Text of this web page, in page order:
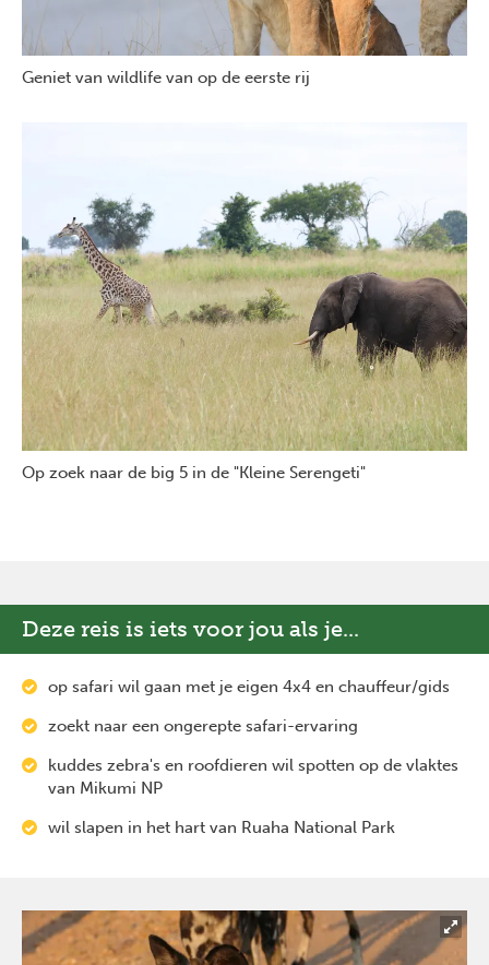
Geniet van wildlife van op de eerste rij
Op zoek naar de big 5 in de "Kleine Serengeti"
Deze reis is iets voor jou als je...
op safari wil gaan met je eigen 4x4 en chauffeur/gids
zoekt naar een ongerepte safari-ervaring
kuddes zebra's en roofdieren wil spotten op de vlaktes
van Mikumi NP
wil slapen in het hart van Ruaha National Park